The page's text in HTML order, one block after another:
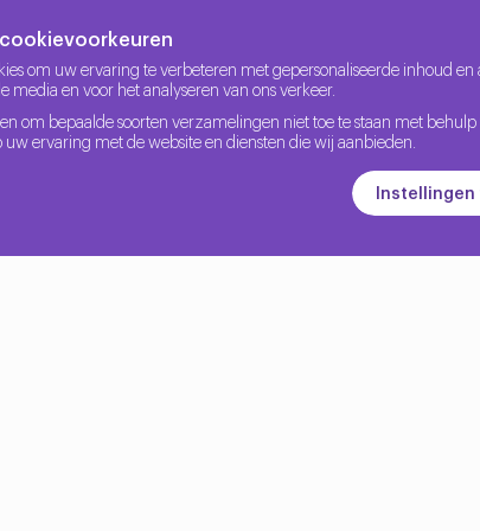
olduğunuz e posta ve şifreler PostgreSQL
om uw ervaring te verbeteren met gepersonaliseerde inhoud
media en voor het analyseren van ons verkeer.
om bepaalde soorten verzamelingen niet toe te staan met
uw ervaring met de website en diensten die wij aanbieden.
Instellingen